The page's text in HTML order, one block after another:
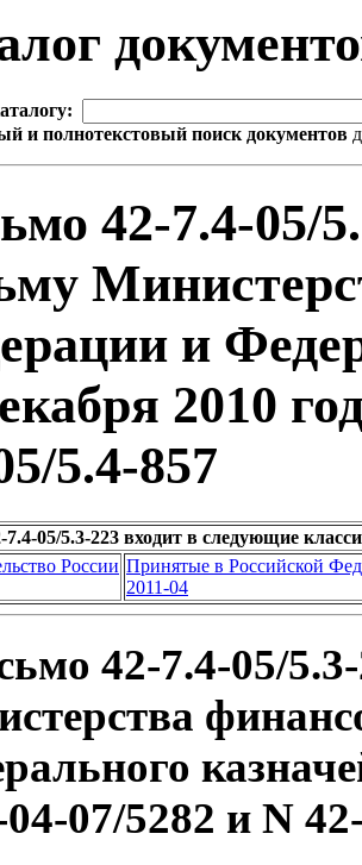
и полнотекстовый поиск документов
42-7.4-05/
и
2010
5.4-857
05/5.3-223 входит в следующие
России Принятые в Российской
2011-04
42-7.4-05/
07/5282 и N